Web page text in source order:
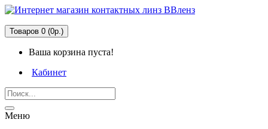
Товаров 0 (0р.)
Ваша корзина пуста!
Кабинет
Меню